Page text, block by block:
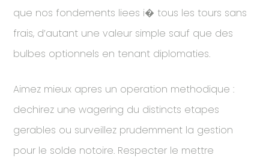
que nos fondements liees i� tous les tours sans
frais, d’autant une valeur simple sauf que des
bulbes optionnels en tenant diplomaties.
Aimez mieux apres un operation methodique :
dechirez une wagering du distincts etapes
gerables ou surveillez prudemment la gestion
pour le solde notoire. Respecter le mettre